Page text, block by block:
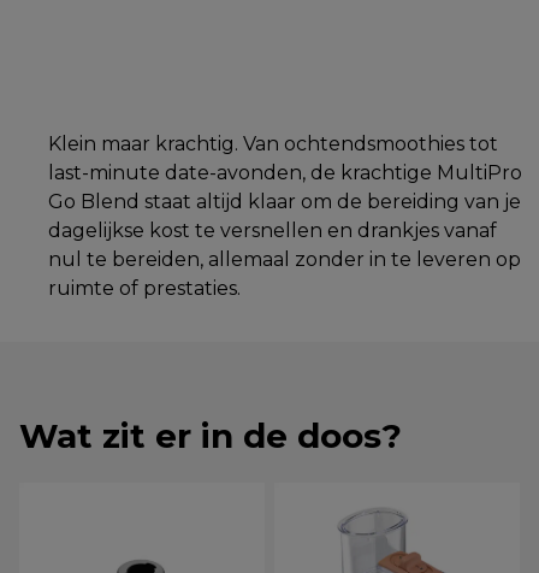
Klein maar krachtig. Van ochtendsmoothies tot
last-minute date-avonden, de krachtige MultiPro
Go Blend staat altijd klaar om de bereiding van je
dagelijkse kost te versnellen en drankjes vanaf
nul te bereiden, allemaal zonder in te leveren op
ruimte of prestaties.
Wat zit er in de doos?